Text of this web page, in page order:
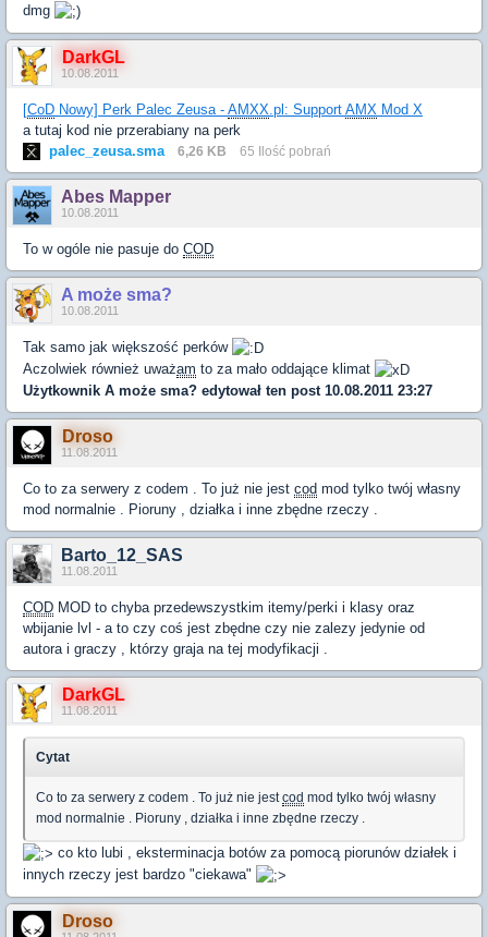
dmg
DarkGL
10.08.2011
[CoD Nowy] Perk Palec Zeusa - AMXX .pl: Support AMX Mod X
a tutaj kod nie przerabiany na perk
palec_zeusa.sma
6,26 KB 65 Ilość pobrań
Abes Mapper
10.08.2011
To w ogóle nie pasuje do COD
A może sma?
10.08.2011
Tak samo jak większość perków
Aczolwiek również uważam to za mało oddające klimat
Użytkownik A może sma? edytował ten post 10.08.2011 23:27
Droso
11.08.2011
Co to za serwery z codem . To już nie jest cod mod tylko twój własny
mod normalnie . Pioruny , działka i inne zbędne rzeczy .
Barto_12_SAS
11.08.2011
COD MOD to chyba przedewszystkim itemy/perki i klasy oraz
wbijanie lvl - a to czy coś jest zbędne czy nie zalezy jedynie od
autora i graczy , którzy graja na tej modyfikacji .
DarkGL
11.08.2011
Cytat
Co to za serwery z codem . To już nie jestcod mod tylko twój własny
mod normalnie . Pioruny , działka i inne zbędne rzeczy .
co kto lubi , eksterminacja botów za pomocą piorunów działek i
innych rzeczy jest bardzo "ciekawa"
Droso